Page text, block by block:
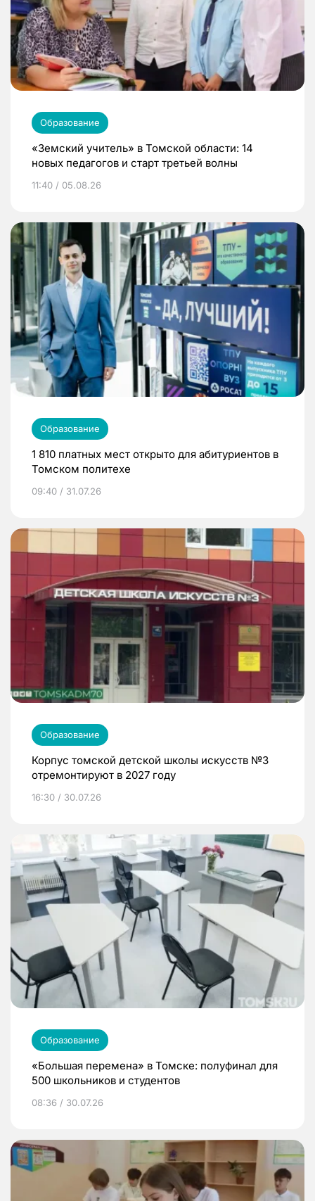
Образование
«Земский учитель» в Томской области: 14
новых педагогов и старт третьей волны
11:40 / 05.08.26
Образование
1 810 платных мест открыто для абитуриентов в
Томском политехе
09:40 / 31.07.26
Образование
Корпус томской детской школы искусств №3
отремонтируют в 2027 году
16:30 / 30.07.26
Образование
«Большая перемена» в Томске: полуфинал для
500 школьников и студентов
08:36 / 30.07.26